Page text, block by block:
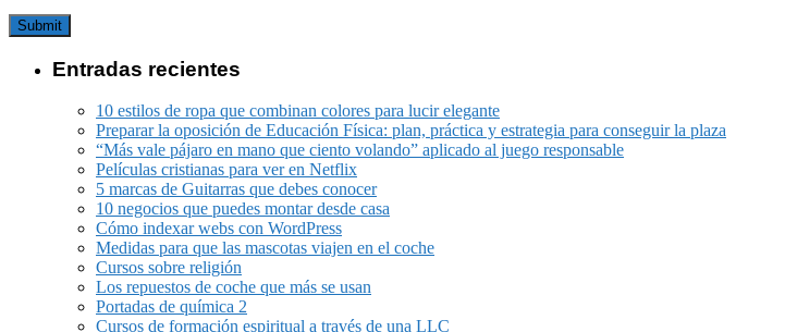
Entradas recientes
10 estilos de ropa que combinan colores para lucir elegante
Preparar la oposición de Educación Física: plan, práctica y estrategia para conseguir la plaza
“Más vale pájaro en mano que ciento volando” aplicado al juego responsable
Películas cristianas para ver en Netflix
5 marcas de Guitarras que debes conocer
10 negocios que puedes montar desde casa
Cómo indexar webs con WordPress
Medidas para que las mascotas viajen en el coche
Cursos sobre religión
Los repuestos de coche que más se usan
Portadas de química 2
Cursos de formación espiritual a través de una LLC